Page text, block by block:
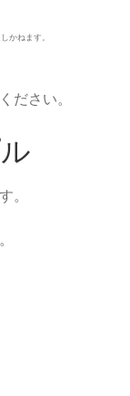
かねます。
ださい。
。